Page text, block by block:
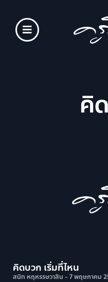
คิ
คิดบวก เริ่มที่ไหน
สนิท หฤหรรษวาสิน 7 พฤษภาคม